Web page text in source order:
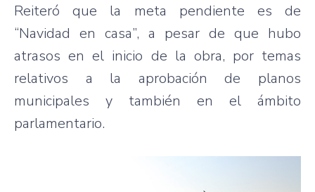
Reiteró que la meta pendiente es de
“Navidad en casa”, a pesar de que hubo
atrasos en el inicio de la obra, por temas
relativos a la aprobación de planos
municipales y también en el ámbito
parlamentario.